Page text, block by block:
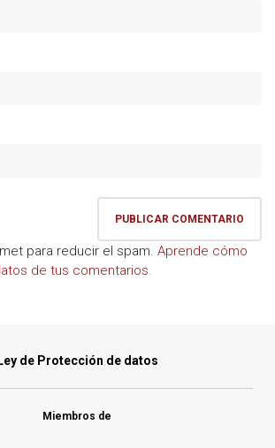
para reducir el spam. Aprende cómo
de tus comentarios.
Ley de Protección de datos
Miembros de